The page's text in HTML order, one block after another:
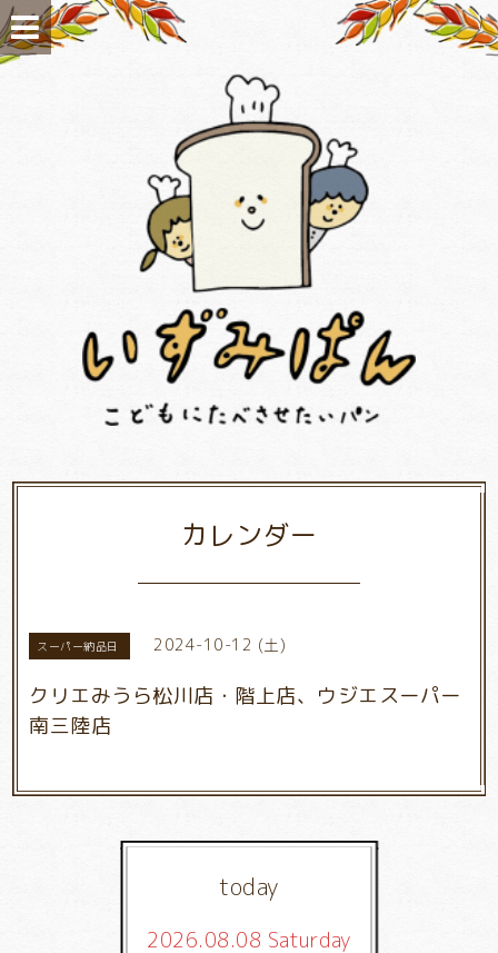
カレンダー
スーパー納品日 2024-10-12 (土)
クリエみうら松川店・階上店、ウジエスーパー
南三陸店
today
2026.08.08 Saturday